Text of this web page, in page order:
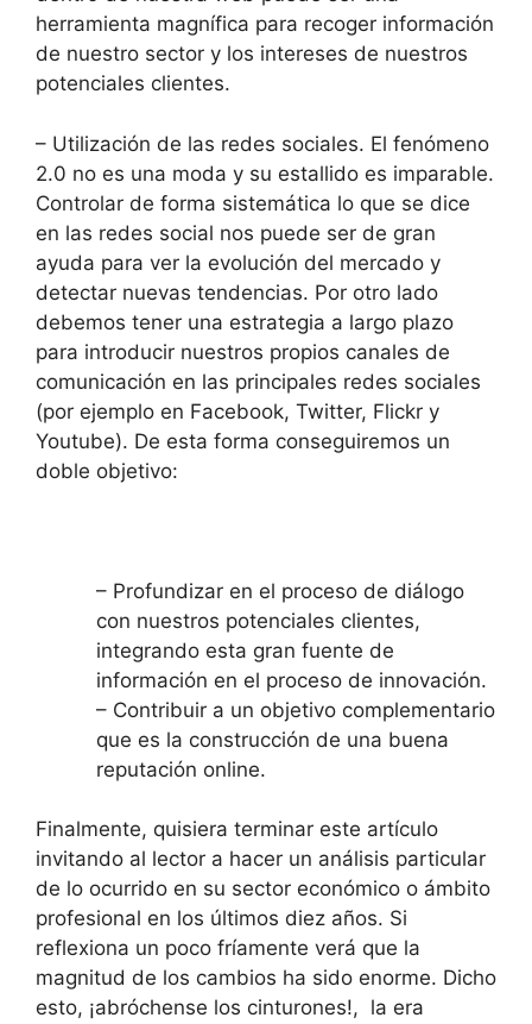
herramienta magnífica para recoger información
de nuestro sector y los intereses de nuestros
potenciales clientes.
– Utilización de las redes sociales. El fenómeno
2.0 no es una moda y su estallido es imparable.
Controlar de forma sistemática lo que se dice
en las redes social nos puede ser de gran
ayuda para ver la evolución del mercado y
detectar nuevas tendencias. Por otro lado
debemos tener una estrategia a largo plazo
para introducir nuestros propios canales de
comunicación en las principales redes sociales
(por ejemplo en Facebook, Twitter, Flickr y
Youtube). De esta forma conseguiremos un
doble objetivo:
– Profundizar en el proceso de diálogo
con nuestros potenciales clientes,
integrando esta gran fuente de
información en el proceso de innovación.
– Contribuir a un objetivo complementario
que es la construcción de una buena
reputación online.
Finalmente, quisiera terminar este artículo
invitando al lector a hacer un análisis particular
de lo ocurrido en su sector económico o ámbito
profesional en los últimos diez años. Si
reflexiona un poco fríamente verá que la
magnitud de los cambios ha sido enorme. Dicho
esto, ¡abróchense los cinturones!, la era